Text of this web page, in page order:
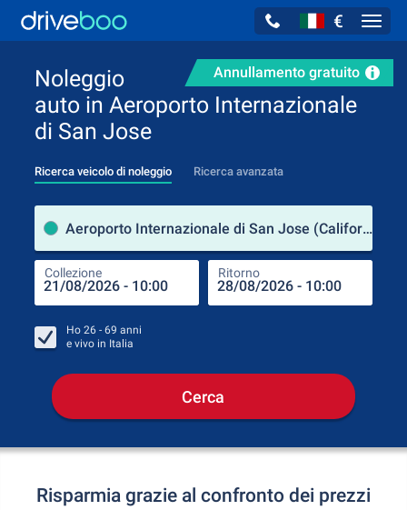
€
Annullamento gratuito
Noleggio
auto in Aeroporto Internazionale
di San Jose
Ricerca veicolo di noleggio Ricerca avanzata
Aeroporto Internazionale di San Jose (California / Stati Uniti d'America)
Collezione Ritorno
Ho 26 - 69 anni
e vivo in Italia
Cerca
Risparmia grazie al confronto dei prezzi